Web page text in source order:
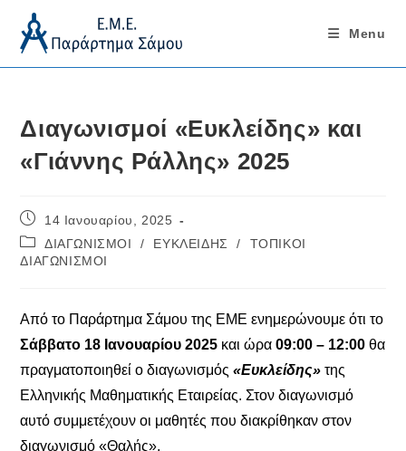
content
Menu
Διαγωνισμοί «Ευκλείδης» και
«Γιάννης Ράλλης» 2025
Post
published:
14 Ιανουαρίου, 2025
Post
category:
ΔΙΑΓΩΝΙΣΜΟΙ / ΕΥΚΛΕΙΔΗΣ /
ΤΟΠΙΚΟΙ
ΔΙΑΓΩΝΙΣΜΟΙ
Από το Παράρτημα Σάμου της ΕΜΕ ενημερώνουμε ότι το
Σάββατο 18 Ιανουαρίου 2025 και ώρα09:00 – 12:00 θα
πραγματοποιηθεί ο διαγωνισμός«Ευκλείδης» της
Ελληνικής Μαθηματικής Εταιρείας. Στον διαγωνισμό
αυτό συμμετέχουν οι μαθητές που διακρίθηκαν στον
διαγωνισμό «Θαλής».